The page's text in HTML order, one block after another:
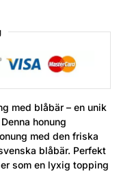
med blåbär – en unik
honung
med den friska
blåbär. Perfekt
som en lyxig topping